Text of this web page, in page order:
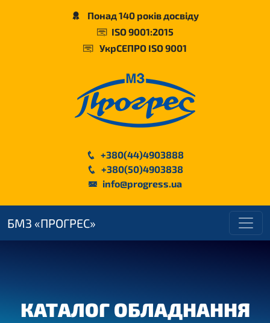
Понад 140 років досвіду
ISO 9001:2015
УкрСЕПРО ISO 9001
+380(44)4903888
+380(50)4903838
info@progress.ua
БМЗ «ПРОГРЕС»
КАТАЛОГ ОБЛАДНАННЯ